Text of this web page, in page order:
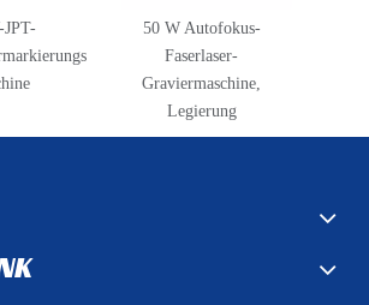
50 W Autofokus-
Faserlaser-
Graviermaschine,
Legierung